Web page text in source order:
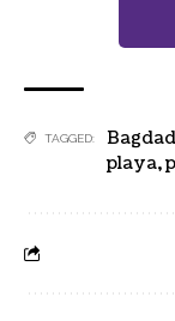
TAGGED: Bagdad
playa,